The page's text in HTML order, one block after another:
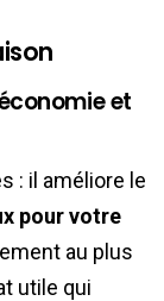
et
: il améliore le
pour votre
au plus
utile qui